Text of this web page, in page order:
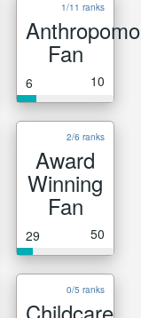
1/11 ranks
Fan
6 10
2/6 ranks
Award
Winning
Fan
29 50
0/5 ranks